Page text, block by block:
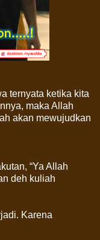
ternyata ketika kita
maka Allah
akan mewujudkan
“Ya Allah
deh kuliah
Karena